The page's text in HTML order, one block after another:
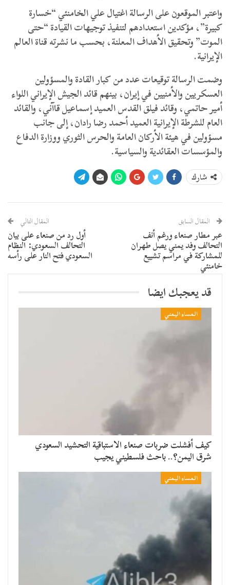
واعتبر الموقعون على الرسالة اغتيال علي الخامنئي “خسارة
كبيرة”، مؤكدين استعدادهم لتنفيذ توجيهات القيادة “حتى
الموت” وتحقيق الأهداف المعلنة، بحسب ما نشرته قناة العالم
الإيرانية.
وضمت الرسالة توقيعات عدد من كبار القادة والمسؤولين
العسكريين والأمنيين في إيران، بينهم قائد الجيش الإيراني اللواء
أمير حاتمي، وقائد فيلق القدس العميد إسماعيل قاآني، والقائد
العام للشرطة الإيرانية العميد أحمد رضا رادان، إلى جانب
مسؤولين في هيئة الأركان العامة والحرس الثوري ووزارة الدفاع
والمؤسسات العقائدية والسياسية.
شارك
المقال السابق
عبر مطار صنعاء ورغم أنف
التحالف وفد يمني يصل طهران
للمشاركة في مراسم تشييع
خامنئي
المقال التالي
أول رد من صنعاء على بيان
التحالف السعودي: النظام
السعودي فتح النار على رأسه
قد يعجبك ايضا
المساء اليمني
​كيف أفشلت ضربات صنعاء الاستباقية التحشيد السعودي
شرق اليمن؟.. باحث فلسطيني يجيب
المساء اليمني